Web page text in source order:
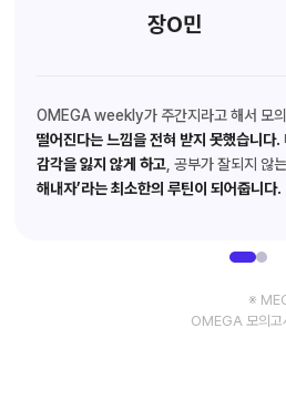
장O민
OMEGA weekly가 주간지라고 해서 모
떨어진다는 느낌을 전혀 받지 못했습니다.
감각을 잃지 않게 하고 , 공부가 잘되지 않
해내자’라는 최소한의 루틴이 되어줍니다.
※
OMEGA 모의고